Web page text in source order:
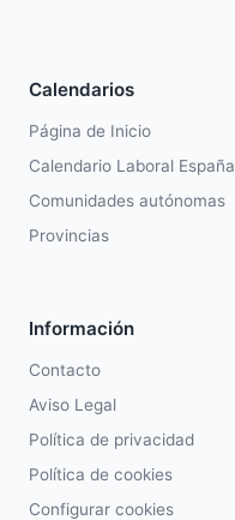
Calendarios
Página de Inicio
Calendario Laboral España
Comunidades autónomas
Provincias
Información
Contacto
Aviso Legal
Política de privacidad
Política de cookies
Configurar cookies